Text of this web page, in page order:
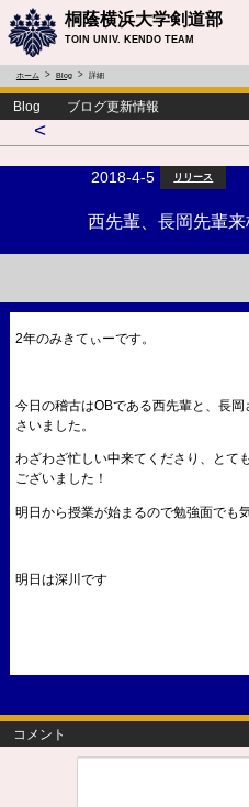
桐蔭横浜大学剣道部
TOIN UNIV. KENDO TEAM
ホーム Blog 詳細
Blog ブログ更新情報
<
2018-4-5 リリース
西先輩、長岡先輩来
2年のみきてぃーです。
今日の稽古はOBである西先輩と、長
さいました。
わざわざ忙しい中来てくださり、とて
ございました！
明日から授業が始まるので勉強面でも
明日は深川です
コメント